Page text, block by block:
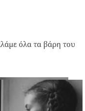
όλα τα βάρη του